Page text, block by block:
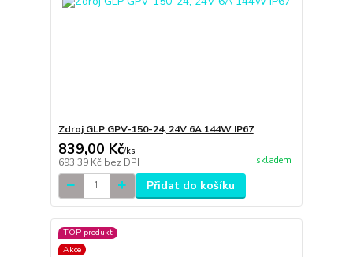
Zdroj GLP GPV-150-24, 24V 6A 144W IP67
839,00 Kč/ks
693,39 Kč bez DPH skladem
Přidat do košíku
TOP produkt
Akce